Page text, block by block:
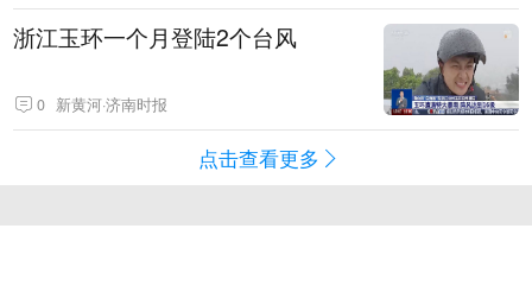
浙江玉环一个月登陆2个台风
0 新黄河·济南时报
点击查看更多